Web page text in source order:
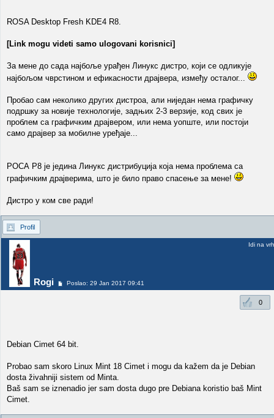
ROSA Desktop Fresh KDE4 R8.
[Link mogu videti samo ulogovani korisnici]
За мене до сада најбоље урађен Линукс дистро, који се одликује
најбољом чврстином и ефикасности драјвера, између осталог...
Пробао сам неколико других дистроа, али ниједан нема графичку
подршку за новије технологије, задњих 2-3 верзије, код свих је
проблем са графичким драјвером, или нема уопште, или постоји
само драјвер за мобилне уређаје...
РОСА Р8 је једина Линукс дистрибуција која нема проблема са
графичким драјверима, што је било право спасење за мене!
Дистро у ком све ради!
Profil
Rogi Poslao: 29 Jan 2017 09:41
Idi na vrh
0
Debian Cimet 64 bit.
Probao sam skoro Linux Mint 18 Cimet i mogu da kažem da je Debian
dosta živahniji sistem od Minta.
Baš sam se iznenadio jer sam dosta dugo pre Debiana koristio baš Mint
Cimet.